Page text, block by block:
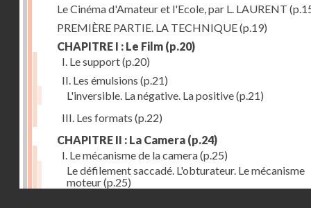
Le Cinéma d'Amateur et l'Ecole, par L. LAURENT
PREMIÈRE PARTIE. LA TECHNIQUE(p.19)
CHAPITRE I : Le Film (p.20)
I. Le support(p.20)
II. Les émulsions (p.21)
L'inversible. La négative. La positive(p.21)
III. Les formats (p.22)
CHAPITRE II : La Camera (p.24)
I. Le mécanisme de la camera(p.25)
Le défilement saccadé. L'obturateur. Le mécanisme
moteur(p.25)